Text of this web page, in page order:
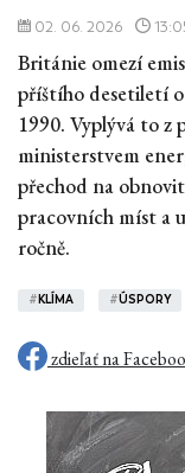
02. 06. 2026
Británie omezí
příštího desetiletí
1990. Vyplývá to z
ministerstvem
přechod na
pracovních míst a
ročně.
#KLÍMA #ÚSPORY
zdieľať na